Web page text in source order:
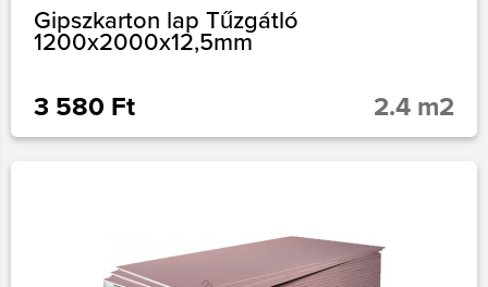
Gipszkarton lap Tűzgátló
1200x2000x12,5mm
3 580 Ft 2.4 m2